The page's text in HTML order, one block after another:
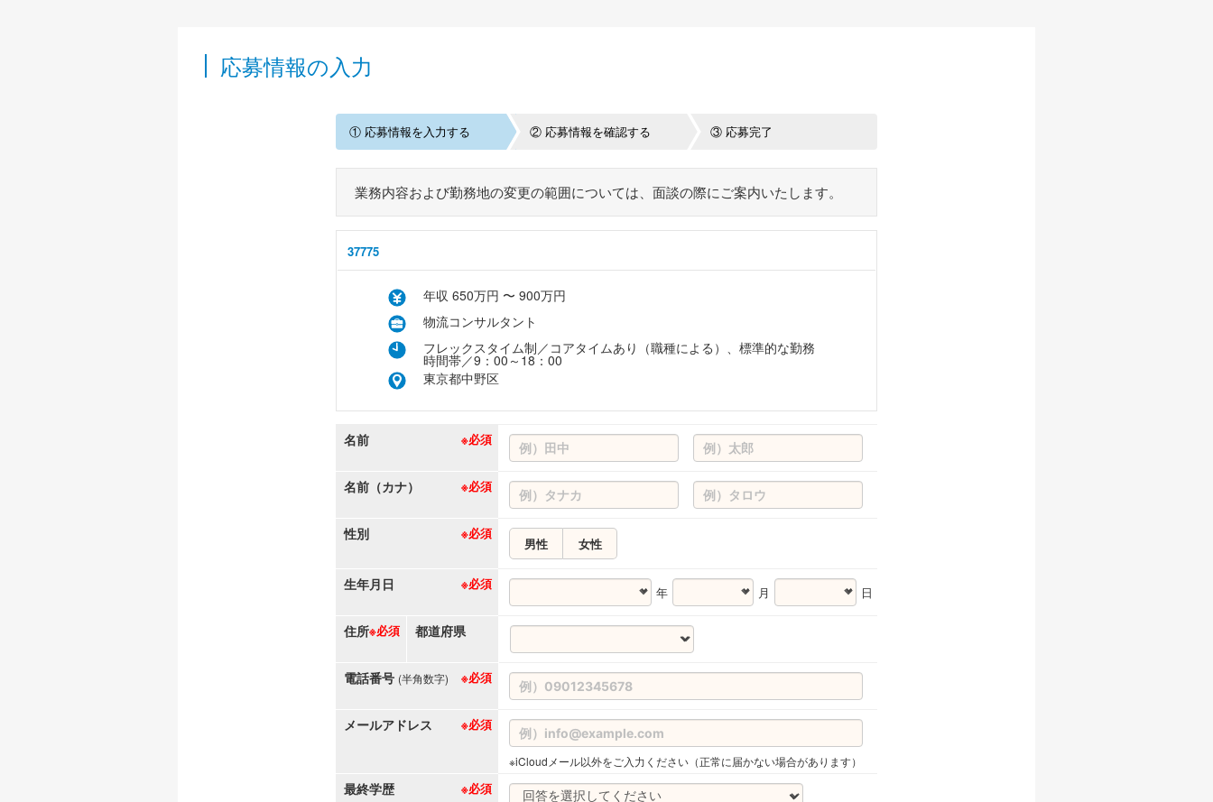
応募情報の入力
① 応募情報を入力する ② 応募情報を確認する ③ 応募完了
業務内容および勤務地の変更の範囲については、面談の際にご案内いたします。
37775
年収 650万円 〜 900万円
物流コンサルタント
フレックスタイム制／コアタイムあり（職種による）、標準的な勤務
時間帯／9：00～18：00
東京都中野区
名前 ※必須
名前（カナ） ※必須
性別 ※必須
男性 女性
生年月日 ※必須
年 月 日
住所※必須 都道府県
電話番号 ※必須
(半角数字)
メールアドレス ※必須
※iCloudメール以外をご入力ください（正常に届かない場合があります）
最終学歴 ※必須